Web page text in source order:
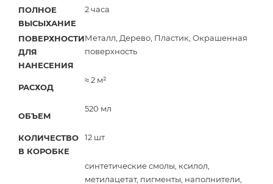
ПОЛНОЕ
ВЫСЫХАНИЕ
2 часа
ПОВЕРХНОСТИ
ДЛЯ
НАНЕСЕНИЯ
Металл, Дерево, Пластик, Окрашенная
поверхность
РАСХОД
≈ 2 м²
ОБЪЕМ
520 мл
КОЛИЧЕСТВО
В КОРОБКЕ
12 шт
синтетические смолы, ксилол,
метилацетат, пигменты, наполнители,